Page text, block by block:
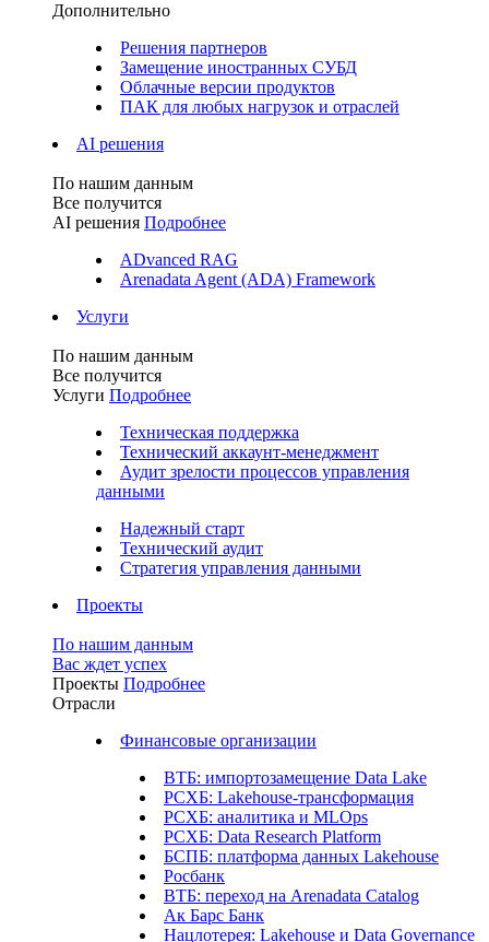
Дополнительно
Решения партнеров
Замещение иностранных СУБД
Облачные версии продуктов
ПАК для любых нагрузок и отраслей
AI решения
По нашим данным
Все получится
AI решения Подробнее
ADvanced RAG
Arenadata Agent (ADA) Framework
Услуги
По нашим данным
Все получится
Услуги Подробнее
Техническая поддержка
Технический аккаунт-менеджмент
Аудит зрелости процессов управления
данными
Надежный старт
Технический аудит
Стратегия управления данными
Проекты
По нашим данным
Вас ждет успех
Проекты Подробнее
Отрасли
Финансовые организации
ВТБ: импортозамещение Data Lake
РСХБ: Lakehouse-трансформация
РСХБ: аналитика и MLOps
РСХБ: Data Research Platform
БСПБ: платформа данных Lakehouse
Росбанк
ВТБ: переход на Arenadata Catalog
Ак Барс Банк
Нацлотерея: Lakehouse и Data Governance